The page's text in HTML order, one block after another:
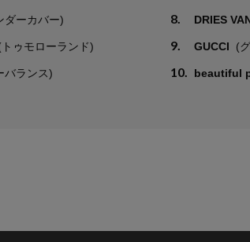
ダーカバー)
トゥモローランド)
バランス)
8. DRIES
9. GUCCI (
10. beautiful